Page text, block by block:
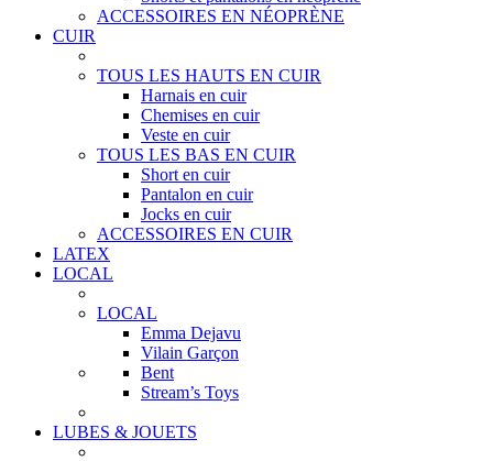
ACCESSOIRES EN NÉOPRÈNE
CUIR
TOUS LES HAUTS EN CUIR
Harnais en cuir
Chemises en cuir
Veste en cuir
TOUS LES BAS EN CUIR
Short en cuir
Pantalon en cuir
Jocks en cuir
ACCESSOIRES EN CUIR
LATEX
LOCAL
LOCAL
Emma Dejavu
Vilain Garçon
Bent
Stream’s Toys
LUBES & JOUETS